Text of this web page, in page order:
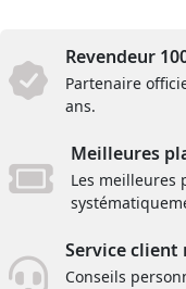
Revendeur
Partenaire
ans.
Meilleures
Les meilleures
Service client
Conseils